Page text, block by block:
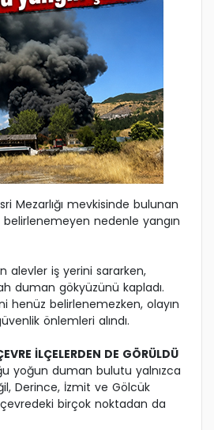
Mezarlığı mevkisinde bulunan
nedenle yangın
alevler iş yerini sararken,
duman gökyüzünü kapladı.
henüz belirlenemezken, olayın
önlemleri alındı.
İLÇELERDEN DE GÖRÜLDÜ
yoğun duman bulutu yalnızca
Derince, İzmit ve Gölcük
birçok noktadan da